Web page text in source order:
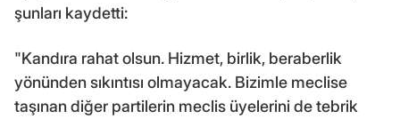
şunları kaydetti:
"Kandıra rahat olsun. Hizmet, birlik, beraberlik
yönünden sıkıntısı olmayacak. Bizimle meclise
taşınan diğer partilerin meclis üyelerini de tebrik